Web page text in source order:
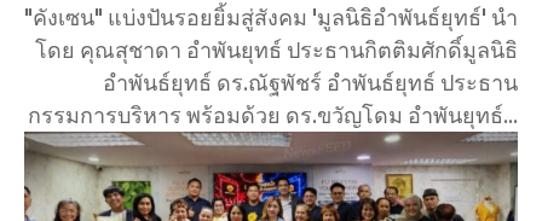
"คังเซน" แบ่งปันรอยยิ้มสู่สังคม 'มูลนิธิอำพันธ์ยุทธ์' นำ
โดย คุณสุชาดา อำพันยุทธ์ ประธานกิตติมศักดิ์มูลนิธิ
อำพันธ์ยุทธ์ ดร.ณัฐพัชร์ อำพันธ์ยุทธ์ ประธาน
กรรมการบริหาร พร้อมด้วย ดร.ขวัญโดม อำพันยุทธ์...